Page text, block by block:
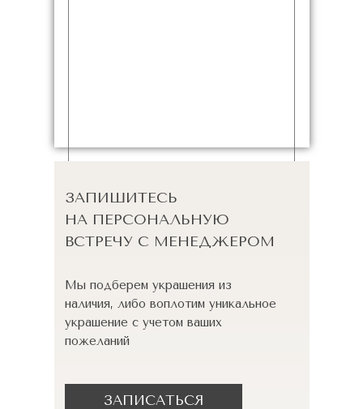
ЗАПИШИТЕСЬ
НА ПЕРСОНАЛЬНУЮ
ВСТРЕЧУ С МЕНЕДЖЕРОМ
Мы подберем украшения из
наличия, либо воплотим уникальное
украшение с учетом ваших
пожеланий
ЗАПИСАТЬСЯ